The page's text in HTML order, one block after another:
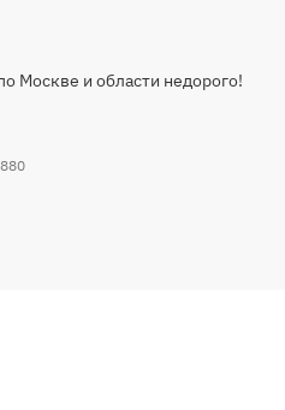
Москве и области недорого!